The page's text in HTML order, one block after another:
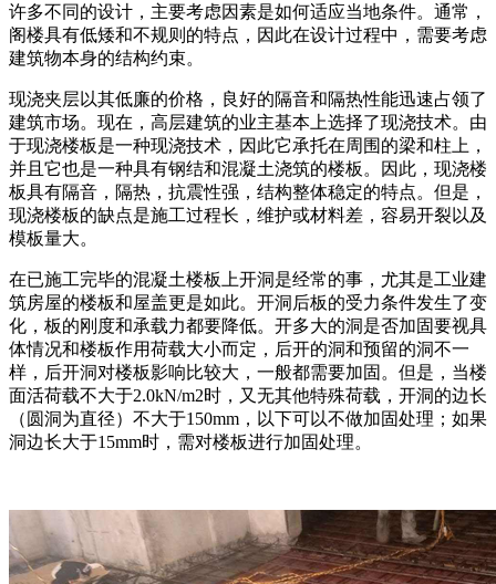
许多不同的设计，主要考虑因素是如何适应当地条件。通常，
阁楼具有低矮和不规则的特点，因此在设计过程中，需要考虑
建筑物本身的结构约束。
现浇夹层以其低廉的价格，良好的隔音和隔热性能迅速占领了
建筑市场。现在，高层建筑的业主基本上选择了现浇技术。由
于现浇楼板是一种现浇技术，因此它承托在周围的梁和柱上，
并且它也是一种具有钢结和混凝土浇筑的楼板。因此，现浇楼
板具有隔音，隔热，抗震性强，结构整体稳定的特点。但是，
现浇楼板的缺点是施工过程长，维护或材料差，容易开裂以及
模板量大。
在已施工完毕的混凝土楼板上开洞是经常的事，尤其是工业建
筑房屋的楼板和屋盖更是如此。开洞后板的受力条件发生了变
化，板的刚度和承载力都要降低。开多大的洞是否加固要视具
体情况和楼板作用荷载大小而定，后开的洞和预留的洞不一
样，后开洞对楼板影响比较大，一般都需要加固。但是，当楼
面活荷载不大于2.0kN/m2时，又无其他特殊荷载，开洞的边长
（圆洞为直径）不大于150mm，以下可以不做加固处理；如果
洞边长大于15mm时，需对楼板进行加固处理。